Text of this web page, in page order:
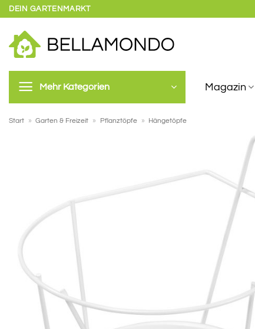
Zum
springen
DEIN GARTENMARKT
Mehr Kategorien Magazin
Start » Garten & Freizeit » Pflanztöpfe » Hängetöpfe